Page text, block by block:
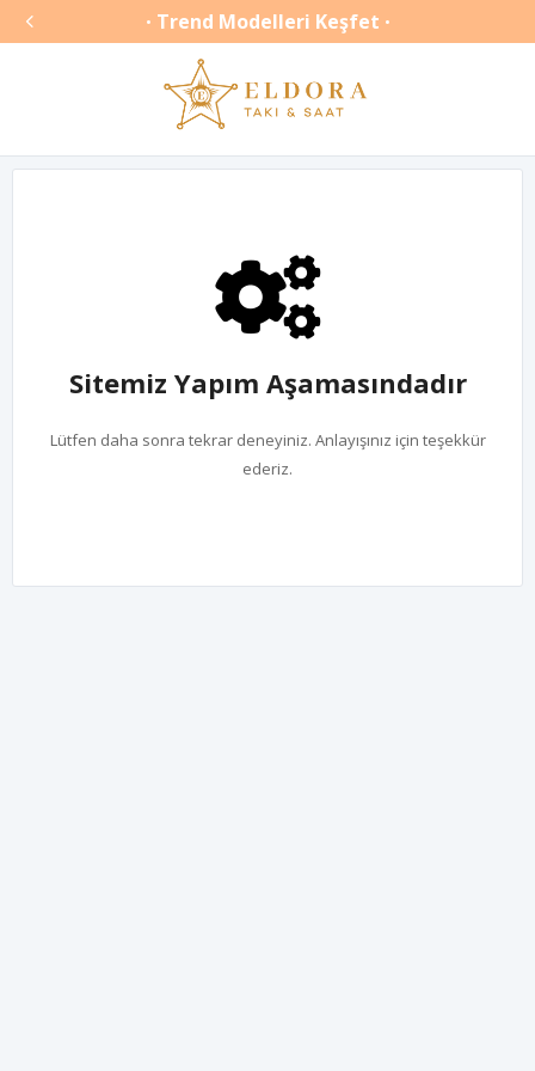
 • Trend Modelleri Keşfet •
Sitemiz Yapım Aşamasındadır
Lütfen daha sonra tekrar deneyiniz. Anlayışınız için teşekkür
ederiz.